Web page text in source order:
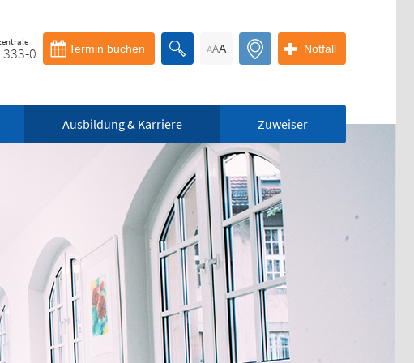
0 Termin buchen AAA Notfall
Bereitschaftspraxis
der KVS
Allgemeinmedizinischer
Behandlungsbereich
Augenärztlicher
Behandlungsbereich
Ausbildung & Karriere Zuweiser